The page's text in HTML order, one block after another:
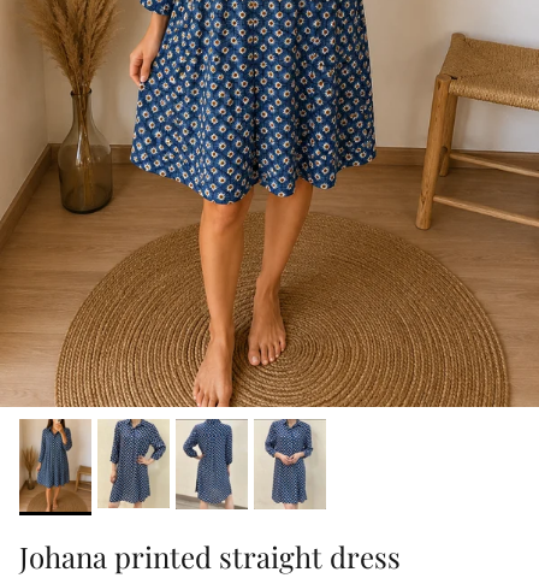
Johana printed straight dress